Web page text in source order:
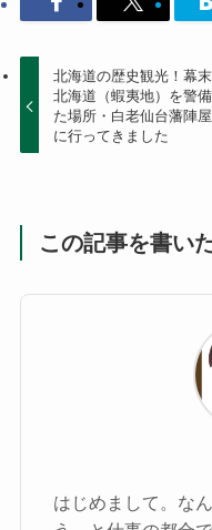
北海道の歴史観光！幕
北海道（蝦夷地）を警
た場所・白老仙台藩陣
に行ってきました
この記事を書い
はじめまして。な